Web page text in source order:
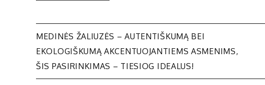
Navigacija
tarp
MEDINĖS ŽALIUZĖS – AUTENTIŠKUMĄ BEI
EKOLOGIŠKUMĄ AKCENTUOJANTIEMS ASMENIMS,
ŠIS PASIRINKIMAS – TIESIOG IDEALUS!